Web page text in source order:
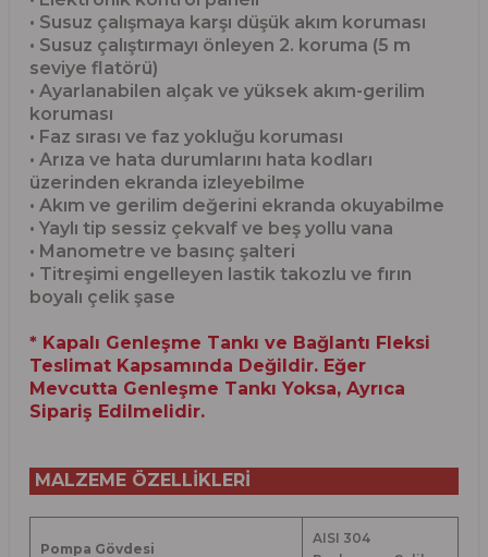
• Susuz çalışmaya karşı düşük akım koruması
• Susuz çalıştırmayı önleyen 2. koruma (5 m
seviye flatörü)
• Ayarlanabilen alçak ve yüksek akım-gerilim
koruması
• Faz sırası ve faz yokluğu koruması
• Arıza ve hata durumlarını hata kodları
üzerinden ekranda izleyebilme
• Akım ve gerilim değerini ekranda okuyabilme
• Yaylı tip sessiz çekvalf ve beş yollu vana
• Manometre ve basınç şalteri
• Titreşimi engelleyen lastik takozlu ve fırın
boyalı çelik şase
* Kapalı Genleşme Tankı ve Bağlantı Fleksi
Teslimat Kapsamında Değildir. Eğer
Mevcutta Genleşme Tankı Yoksa, Ayrıca
Sipariş Edilmelidir.
MALZEME ÖZELLİKLERİ
Pompa Gövdesi
AISI 304